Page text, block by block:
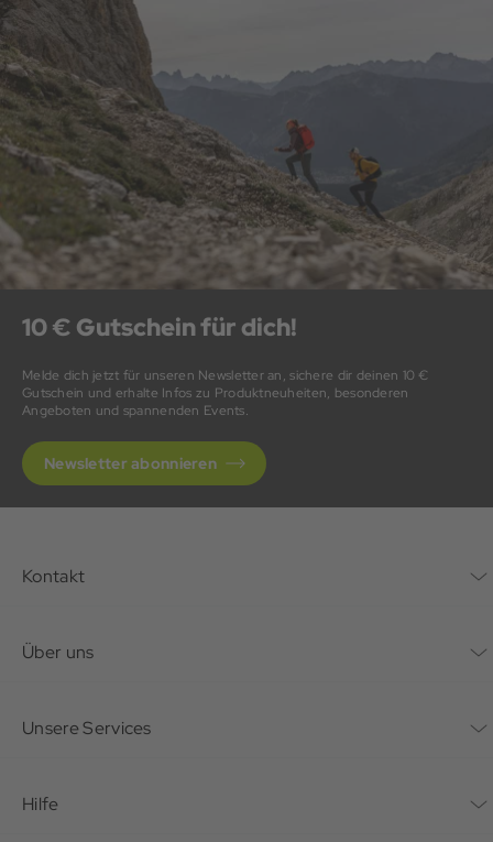
10 € Gutschein für dich!
Melde dich jetzt für unseren Newsletter an, sichere dir deinen 10 €
Gutschein und erhalte Infos zu Produktneuheiten, besonderen
Angeboten und spannenden Events.
Newsletter abonnieren
Kontakt
Über uns
Karriere
Unsere Services
Hilfe